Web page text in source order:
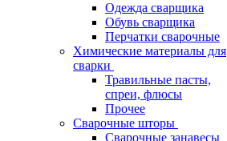
Одежда сварщика
Обувь сварщика
Перчатки сварочные
Химические материалы для
сварки
Травильные пасты,
спреи, флюсы
Прочее
Сварочные шторы
Сварочные занавесы